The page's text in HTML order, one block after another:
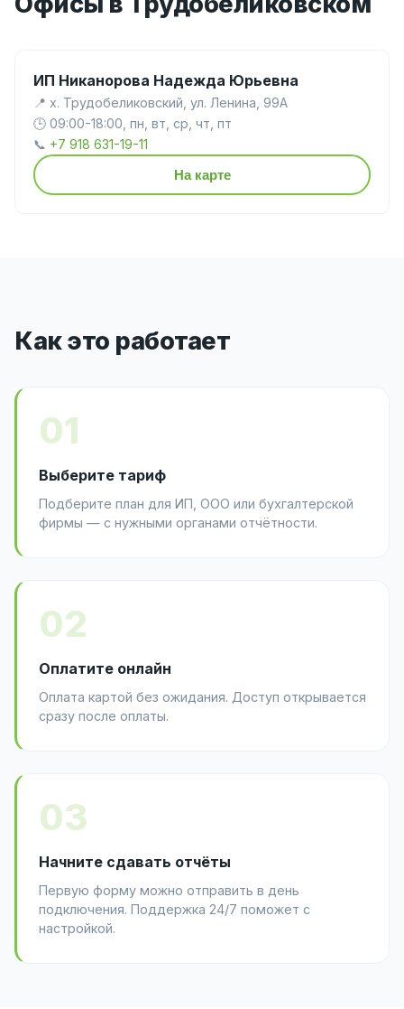
ИП Никанорова Надежда Юрьевна
📍 х. Трудобеликовский, ул. Ленина, 99А
🕒 09:00-18:00, пн, вт, ср, чт, пт
📞 +7 918 631-19-11
На карте
Как это работает
01
Выберите тариф
Подберите план для ИП, ООО или бухгалтерской
фирмы — с нужными органами отчётности.
02
Оплатите онлайн
Оплата картой без ожидания. Доступ открывается
сразу после оплаты.
03
Начните сдавать отчёты
Первую форму можно отправить в день
подключения. Поддержка 24/7 поможет с
настройкой.